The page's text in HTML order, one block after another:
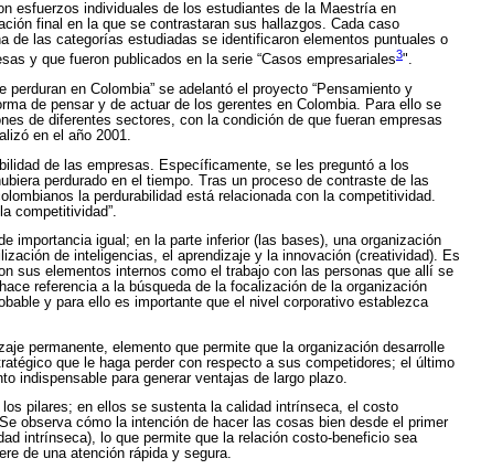
esfuerzos individuales de los estudiantes de la Maestría en
final en la que se contrastaran sus hallazgos. Cada caso
las categorías estudiadas se identificaron elementos puntuales o
y que fueron publicados en la serie “Casos empresariales3".
en Colombia” se adelantó el proyecto “Pensamiento y
de pensar y de actuar de los gerentes en Colombia. Para ello se
de diferentes sectores, con la condición de que fueran empresas
en el año 2001.
de las empresas. Específicamente, se les preguntó a los
perdurado en el tiempo. Tras un proceso de contraste de las
la perdurabilidad está relacionada con la competitividad.
competitividad”.
importancia igual; en la parte inferior (las bases), una organización
de inteligencias, el aprendizaje y la innovación (creatividad). Es
sus elementos internos como el trabajo con las personas que allí se
referencia a la búsqueda de la focalización de la organización
y para ello es importante que el nivel corporativo establezca
permanente, elemento que permite que la organización desarrolle
que le haga perder con respecto a sus competidores; el último
indispensable para generar ventajas de largo plazo.
pilares; en ellos se sustenta la calidad intrínseca, el costo
observa cómo la intención de hacer las cosas bien desde el primer
intrínseca), lo que permite que la relación costo-beneficio sea
de una atención rápida y segura.